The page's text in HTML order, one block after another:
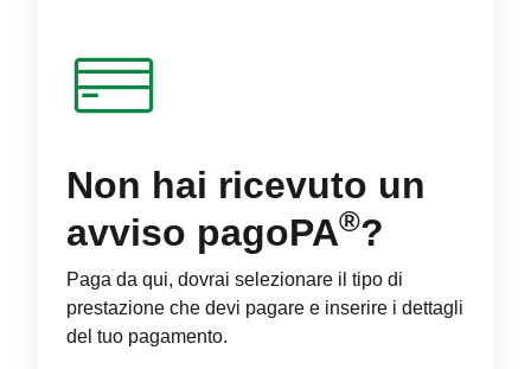
Non hai ricevuto un
avviso pagoPA®?
Paga da qui, dovrai selezionare il tipo di
prestazione che devi pagare e inserire i dettagli
del tuo pagamento.